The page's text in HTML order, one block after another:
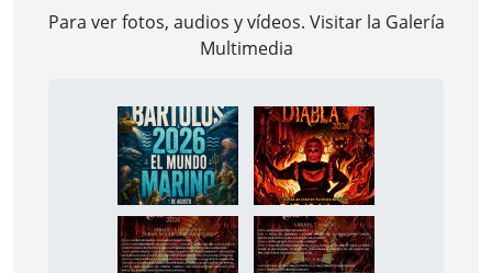
Para ver fotos, audios y vídeos. Visitar la Galería
Multimedia